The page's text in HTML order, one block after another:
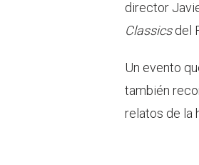
director
Classicsdel
Un evento
también
relatos de la